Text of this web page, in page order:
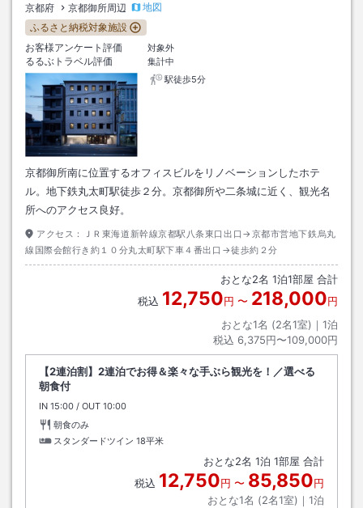
京都府 京都御所周辺
地図
ふるさと納税対象施設
お客様アンケート評価
対象外
るるぶトラベル評価
集計中
駅徒歩5分
京都御所南に位置するオフィスビルをリノベーションしたホテ
ル。地下鉄丸太町駅徒歩２分。京都御所や二条城に近く、観光名
所へのアクセス良好。
アクセス：
ＪＲ東海道新幹線京都駅八条東口出口→京都市営地下鉄烏丸
線国際会館行き約１０分丸太町駅下車４番出口→徒歩約２分
おとな2名 1泊1部屋 合計
税込 12,750円 〜 218,000円
おとな1名 (2名1室)｜ 1泊
税込 6,375円〜109,000円
【2連泊割】2連泊でお得＆楽々な手ぶら観光を！／選べる
朝食付
IN チェックイン
15:00 / OUT チェックアウト
10:00
朝食のみ
スタンダードツイン 18平米
おとな2名 1泊 1部屋 合計
税込 12,750円 〜 85,850円
おとな1名 (2名1室)｜ 1泊